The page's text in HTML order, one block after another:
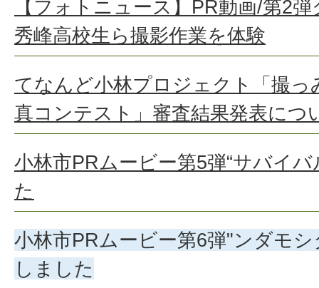
【フォトニュース】PR動画/第2
秀峰高校生ら撮影作業を体験
てなんど小林プロジェクト「撮っ
真コンテスト」審査結果発表につ
小林市PRムービー第5弾“サバイ
た
小林市PRムービー第6弾"ンダモ
しました